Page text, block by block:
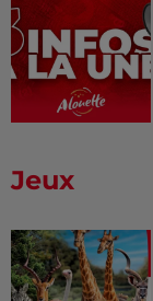
Jeux